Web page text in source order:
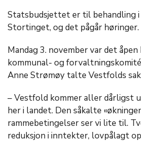
Statsbudsjettet er til behandling i
Stortinget, og det pågår høringer.
Mandag 3. november var det
kommunal- og
Anne Strømøy talte Vestfolds
– Vestfold kommer aller dårligst
her i landet. Den såkalte
rammebetingelser ser vi lite til.
reduksjon i inntekter, lovpålagt